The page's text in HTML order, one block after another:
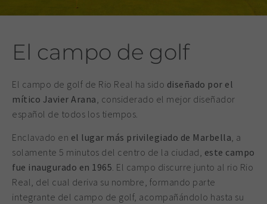
El campo de golf
El campo de golf de Rio Real ha sido diseñado por el
mítico Javier Arana , considerado el mejor diseñador
español de todos los tiempos.
Enclavado en el lugar más privilegiado de Marbella , a
solamente 5 minutos del centro de la ciudad, este campo
fue inaugurado en 1965 . El campo discurre junto al rio Rio
Real, del cual deriva su nombre, formando parte
integrante del campo de golf, acompañándolo hasta su